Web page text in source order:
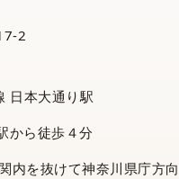
2
日本大通り駅
から徒歩４分
内を抜けて神奈川県庁方向